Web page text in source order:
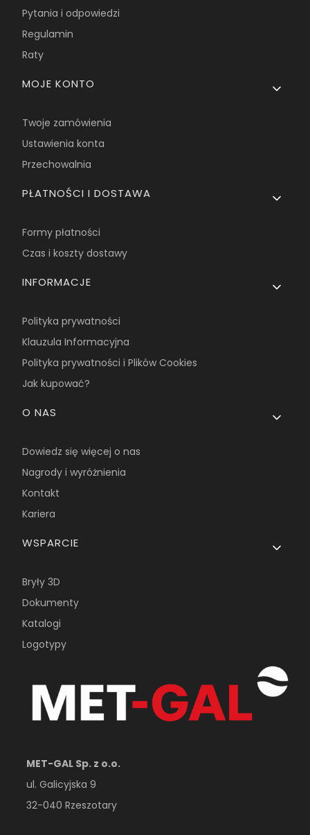
Pytania i odpowiedzi
Regulamin
Raty
MOJE KONTO
Twoje zamówienia
Ustawienia konta
Przechowalnia
PŁATNOŚCI I DOSTAWA
Formy płatności
Czas i koszty dostawy
INFORMACJE
Polityka prywatności
Klauzula Informacyjna
Polityka prywatności i Plików Cookies
Jak kupować?
O NAS
Dowiedz się więcej o nas
Nagrody i wyróżnienia
Kontakt
Kariera
WSPARCIE
Bryły 3D
Dokumenty
Katalogi
Logotypy
MET-GAL Sp. z o.o.
ul. Galicyjska 9
32-040 Rzeszotary